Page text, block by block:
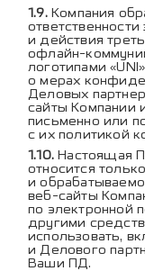
Компания
и действия
офлайн-
логотипами
о мерах
Деловых
сайты Компании
письменно или
с их политикой
Настоящая
относится
и
веб-сайты
по электронной
другими
использовать,
и Делового
Ваши ПД.